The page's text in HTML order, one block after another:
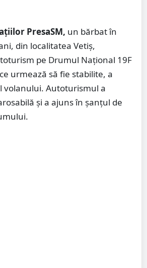
PresaSM, un bărbat în
din localitatea Vetiș,
pe Drumul Național 19F
urmează să fie stabilite, a
volanului. Autoturismul a
și a ajuns în șanțul de